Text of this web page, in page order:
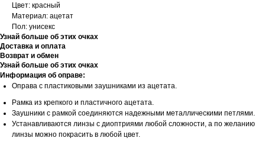
Цвет: красный
Материал: ацетат
Пол: унисекс
Узнай больше об этих очках
Доставка и оплата
Возврат и обмен
Узнай больше об этих очках
Информация об оправе:
Оправа с пластиковыми заушниками из ацетата.
Рамка из крепкого и пластичного ацетата.
Заушники с рамкой соединяются надежными металлическими петлями.
Устанавливаются линзы с диоптриями любой сложности, а по желанию
линзы можно покрасить в любой цвет.